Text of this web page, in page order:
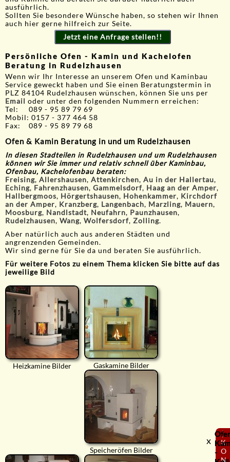
ausführlich.
Sollten Sie besondere Wünsche haben, so stehen wir Ihnen
auch hier gerne hilfreich zur Seite.
Jetzt eine Anfrage stellen!!
Persönliche Ofen - Kamin und Kachelofen
Beratung in Rudelzhausen
Wenn wir Ihr Interesse an unserem Ofen und Kaminbau
Service geweckt haben und Sie einen Beratungstermin in
PLZ 84104 Rudelzhausen wünschen, können Sie uns per
Email oder unter den folgenden Nummern erreichen:
Tel: 089 - 95 89 79 69
Mobil: 0157 - 377 464 58
Fax: 089 - 95 89 79 68
Ofen & Kamin Beratung in und um Rudelzhausen
In diesen Stadteilen in Rudelzhausen und um Rudelzhausen
können wir Sie immer und relativ schnell über Kaminbau,
Ofenbau, Kachelofenbau beraten:
Freising, Allershausen, Attenkirchen, Au in der Hallertau,
Eching, Fahrenzhausen, Gammelsdorf, Haag an der Amper,
Hallbergmoos, Hörgertshausen, Hohenkammer, Kirchdorf
an der Amper, Kranzberg, Langenbach, Marzling, Mauern,
Moosburg, Nandlstadt, Neufahrn, Paunzhausen,
Rudelzhausen, Wang, Wolfersdorf, Zolling.
Aber natürlich auch aus anderen Städten und
angrenzenden Gemeinden.
Wir sind gerne für Sie da und beraten Sie ausführlich.
Für weitere Fotos zu einem Thema klicken Sie bitte auf das
jeweilige Bild
Heizkamine Bilder Gaskamine Bilder
Speicheröfen Bilder
⟨
K
O
N
-
x